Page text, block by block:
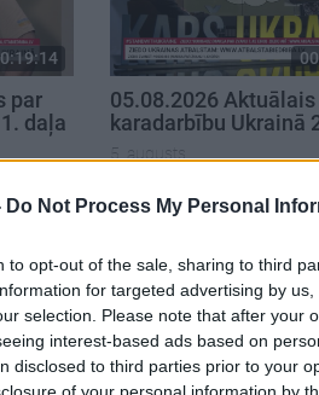
Do Not Process My Personal
to opt-out of the sale, sharing to third
for targeted advertising by
selection. Please note that after your
interest-based ads based on
disclosed to third parties prior to your
of your personal information by
par
daļa
05.08.2026 Aktuālais
karadarbību Ukrainā
5. augusts